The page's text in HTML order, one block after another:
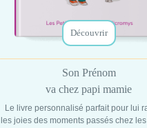
Découvrir
Son Prénom
va chez papi mamie
Le livre personnalisé parfait pour lui
les joies des moments passés chez